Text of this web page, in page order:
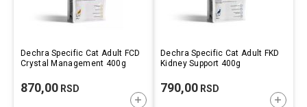
Dechra Specific Cat Adult FCD
Crystal Management 400g
870,00 RSD
DODAJTE U KORPU
Dechra Specific Cat Adult FKD
Kidney Support 400g
790,00 RSD